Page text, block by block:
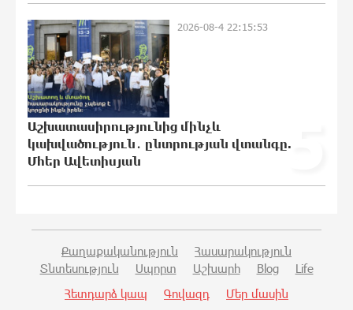
տեղափոխվել է
«Այրվածքաբանության ազգային
կենտրոն»
Սլովակիայի արևելքում արտակարգ
դրություն է հայտարարվել շոգի
ալիքների պատճառով
Հայաստանի հավաքականի նախկին
5
2026-08-4 22:15:53
Աշխատասիրությունից մինչև
կախվածություն․ ընտրության վտանգը.
Մհեր Ավետիսյան
Քաղաքականություն
Հասարակություն
Տնտեսություն
Սպորտ Աշխարհ Blog
Life
Հետդարձ կապ
Գովազդ Մեր մասին